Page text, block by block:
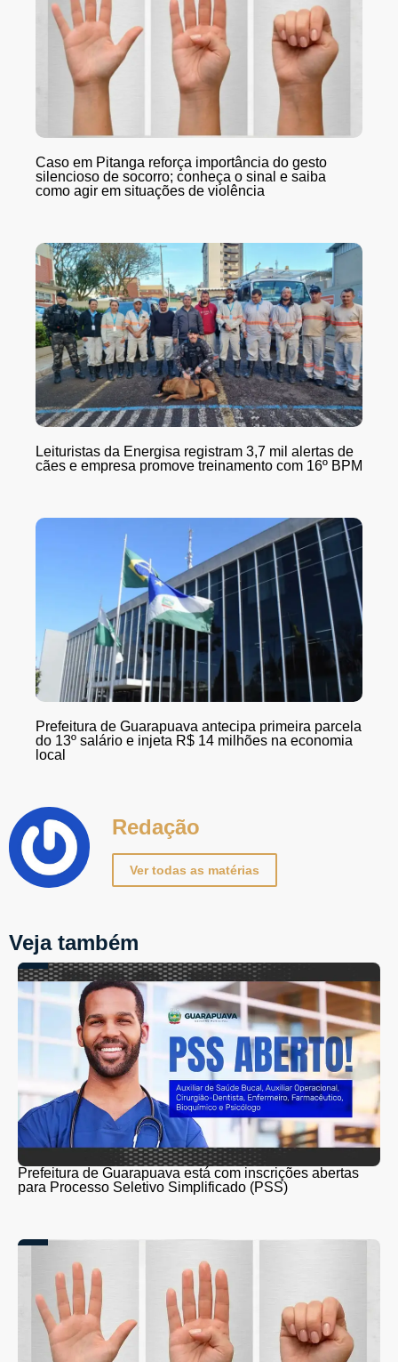
Caso em Pitanga reforça importância do gesto
silencioso de socorro; conheça o sinal e saiba
como agir em situações de violência
Leituristas da Energisa registram 3,7 mil alertas de
cães e empresa promove treinamento com 16º BPM
Prefeitura de Guarapuava antecipa primeira parcela
do 13º salário e injeta R$ 14 milhões na economia
local
Redação
Ver todas as matérias
Veja também
Prefeitura de Guarapuava está com inscrições abertas
para Processo Seletivo Simplificado (PSS)